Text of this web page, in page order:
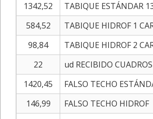
1342,52
TABIQUE ESTÁNDAR
584,52
TABIQUE HIDROF 1
98,84
TABIQUE HIDROF 2
22
ud RECIBIDO CUADROS
1420,45
FALSO TECHO
146,99
FALSO TECHO HIDROF